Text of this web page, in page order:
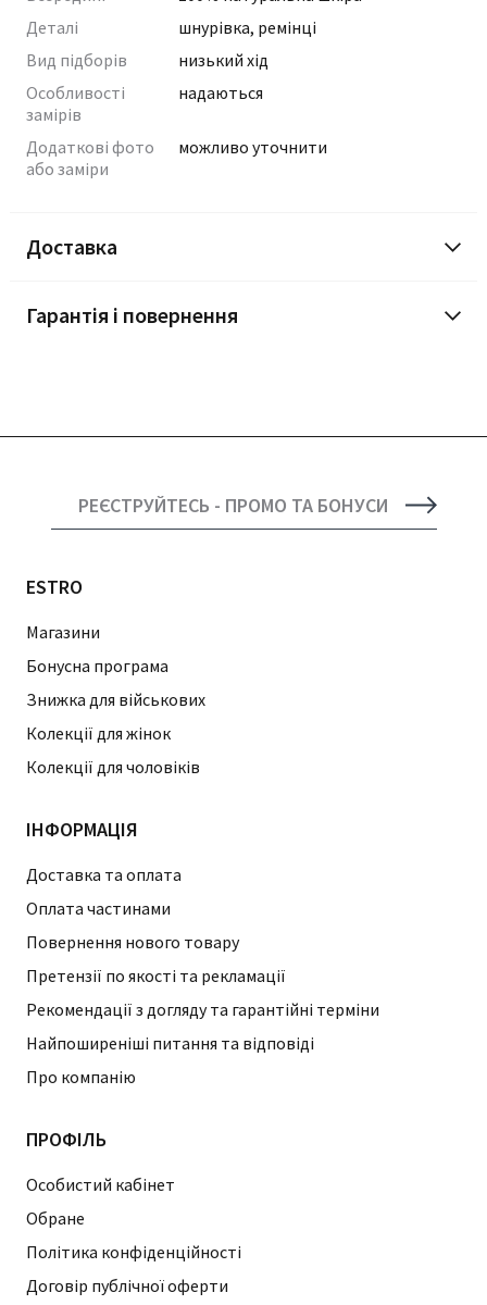
Деталі
шнурівка, ремінці
Вид підборів
низький хід
Особливості
замірів
надаються
Додаткові фото
або заміри
можливо уточнити
Доставка
Гарантія і повернення
РЕЄСТРУЙТЕСЬ - ПРОМО ТА БОНУСИ
ESTRO
Магазини
Бонусна програма
Знижка для військових
Колекції для жінок
Колекції для чоловіків
ІНФОРМАЦІЯ
Доставка та оплата
Оплата частинами
Повернення нового товару
Претензії по якості та рекламації
Рекомендації з догляду та гарантійні терміни
Найпоширеніші питання та відповіді
Про компанію
ПРОФІЛЬ
Особистий кабінет
Обране
Політика конфіденційності
Договір публічної оферти